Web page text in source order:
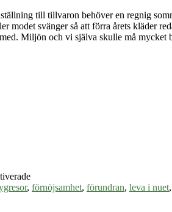
till tillvaron behöver en regnig
modet svänger så att förra årets kläder
Miljön och vi själva skulle må mycket
för
Förnöjsamhet
, förnöjsamhet, förundran, leva i nuet,